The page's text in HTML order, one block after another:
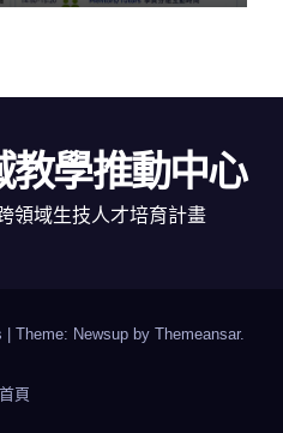
教學推動中心
領域生技人才培育計畫
Theme: Newsup by Themeansar.
首頁